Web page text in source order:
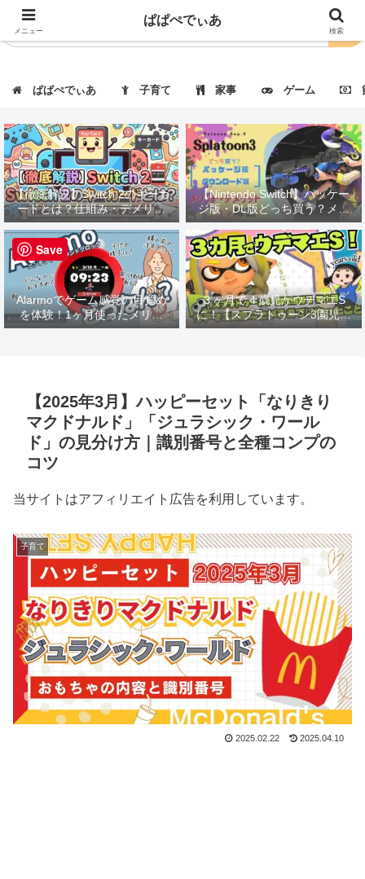
ぱぱぺでぃあ 子育て 家事 ゲーム
【徹底解説】Switch 2のキーカ
ードとは？仕組み・デメリッ
ト・対応タイトルも紹介！
【Nintendo Switch】パッケー
ジ版・DL版どっち買う？メリ
ット・デメリット解説
Alarmoでゲーム感覚の目覚め
を体験！1ヶ月使ったメリッ
ト・デメリットを徹底レビュー
３ヶ月で４歳児がウデマエS
に！【スプラトゥーン3園児指
導】第１回：ウデマエBに上が
【2025年3月】ハッピーセット「なりきり
マクドナルド」「ジュラシック・ワール
ド」の見分け方｜識別番号と全種コンプの
コツ
当サイトはアフィリエイト広告を利用しています。
子育て
2025.02.22 2025.04.10
メニュー
ぱぱぺでぃあ
検索
Save